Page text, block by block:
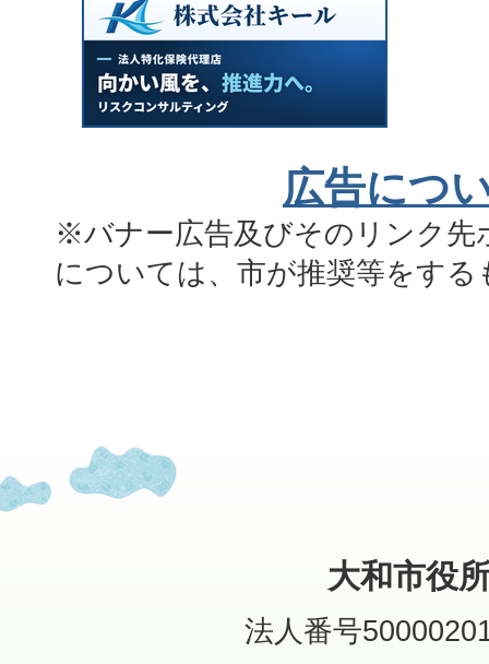
広告につ
※バナー広告及びそのリンク先
については、市が推奨等をす
大和市役
法人番号